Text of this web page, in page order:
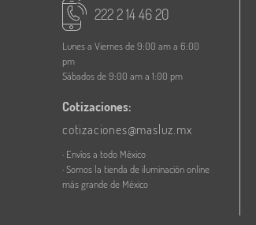
222 2 14 46 20
Lunes a Viernes de 9:00 am a 6:00
pm
Sábados de 9:00 am a 1:00 pm
Cotizaciones:
cotizaciones@masluz.mx
· Envíos a todo México
· Somos la tienda de iluminación online
más grande de México